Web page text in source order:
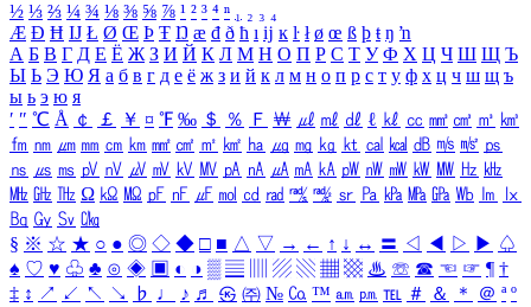
½ ⅓ ⅔ ¼ ¾ ⅛ ⅜ ⅝ ⅞ ¹ ² ³ ⁴ ⁿ ₁ ₂ ₃ ₄
Æ Ð Ħ Ĳ Ł Ø Œ Þ Ŧ Ŋ æ đ ð ħ ı ĳ ĸ ŀ ł ø œ ß þ ŧ ŋ ŉ
А Б В Г Д Е Ё Ж З И Й К Л М Н О П Р С Т У Ф Х Ц Ч Ш Щ Ъ
Ы Ь Э Ю Я а б в г д е ё ж з и й к л м н о п р с т у ф х ц ч ш щ ъ
ы ь э ю я
′ ″ ℃ Å ￠ ￡ ￥ ¤ ℉ ‰ ＄ ％ Ｆ ￦ ㎕ ㎖ ㎗ ℓ ㎘ ㏄ ㎣ ㎤ ㎥ ㎦
㎙ ㎚ ㎛ ㎜ ㎝ ㎞ ㎟ ㎠ ㎡ ㎢ ㏊ ㎍ ㎎ ㎏ ㏏ ㎈ ㎉ ㏈ ㎧ ㎨ ㎰
㎱ ㎲ ㎳ ㎴ ㎵ ㎶ ㎷ ㎸ ㎹ ㎀ ㎁ ㎂ ㎃ ㎄ ㎺ ㎻ ㎽ ㎾ ㎿ ㎐ ㎑
㎒ ㎓ ㎔ Ω ㏀ ㏁ ㎊ ㎋ ㎌ ㏖ ㏅ ㎭ ㎮ ㎯ ㏛ ㎩ ㎪ ㎫ ㎬ ㏝ ㏐
㏓
㏃ ㏉ ㏜ ㏆
§ ※ ☆ ★ ○ ● ◎ ◇ ◆ □ ■ △ ▽ → ← ↑ ↓ ↔ 〓 ◁ ◀ ▷ ▶ ♤
♠ ♡ ♥ ♧ ♣ ⊙ ◈ ▣ ◐ ◑ ▒ ▤ ▨ ▧ ▦ ▩ ♨ ☏ ☎ ☜ ☞ ¶ †
‡ ↕ ↗ ↙ ↖ ↘ ♭ ♩ ♪ ♬ ㉿ ㈜ № ㏇ ™ ㏂ ㏘ ℡ ＃ ＆ ＊ ＠ ª º